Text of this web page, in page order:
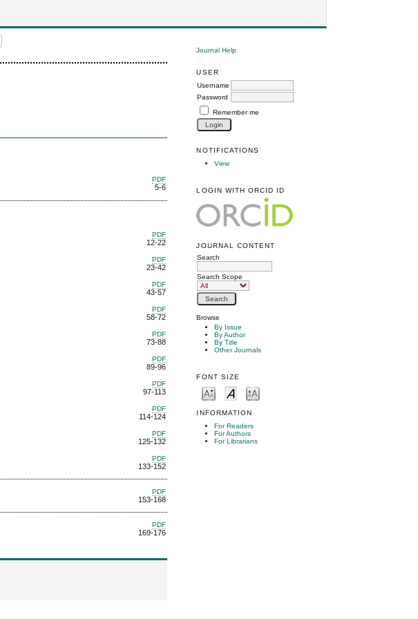
Journal Help
USER
Username
Password
Remember me
NOTIFICATIONS
View
LOGIN WITH ORCID ID
JOURNAL CONTENT
Search
Search Scope
Browse
By Issue
By Author
By Title
Other Journals
FONT SIZE
INFORMATION
For Readers
For Authors
For Librarians
PDF
5-6
PDF
12-22
PDF
23-42
PDF
43-57
PDF
58-72
PDF
73-88
PDF
89-96
PDF
97-113
PDF
114-124
PDF
125-132
PDF
133-152
PDF
153-168
PDF
169-176